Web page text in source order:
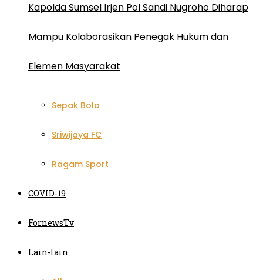
Kapolda Sumsel Irjen Pol Sandi Nugroho Diharap
Mampu Kolaborasikan Penegak Hukum dan
Elemen Masyarakat
Sepak Bola
Sriwijaya FC
Ragam Sport
COVID-19
FornewsTv
Lain-lain